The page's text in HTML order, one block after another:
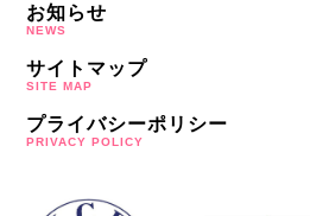
お知らせ
NEWS
サイトマップ
SITE MAP
プライバシーポリシー
PRIVACY POLICY